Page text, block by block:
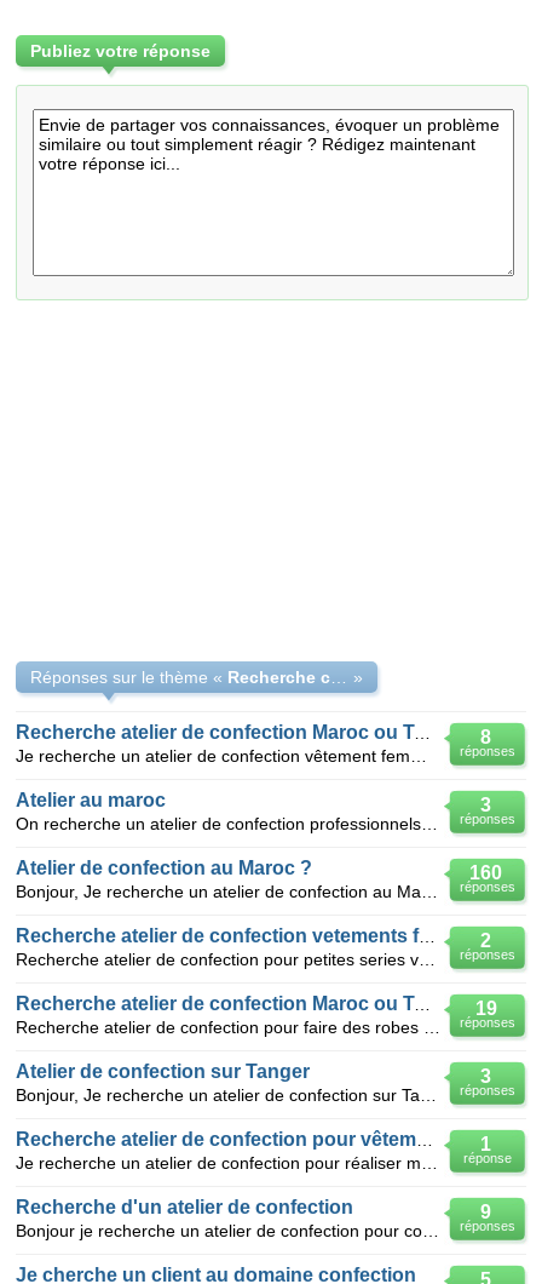
Publiez votre réponse
Réponses sur le thème « »
8
réponses
Recherche atelier de confection Maroc ou Tunisie
3
réponses
Atelier au maroc
160
réponses
Atelier de confection au Maroc ?
2
réponses
Recherche atelier de confection vetements feminins
19
réponses
Recherche atelier de confection Maroc ou Tunisie (
3
réponses
Atelier de confection sur Tanger
1
réponse
9
réponses
Recherche d'un atelier de confection
5
Je cherche un client au domaine confection